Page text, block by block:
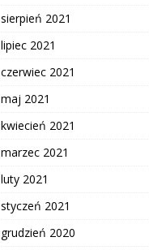
sierpień 2021
lipiec 2021
czerwiec 2021
maj 2021
kwiecień 2021
marzec 2021
luty 2021
styczeń 2021
grudzień 2020